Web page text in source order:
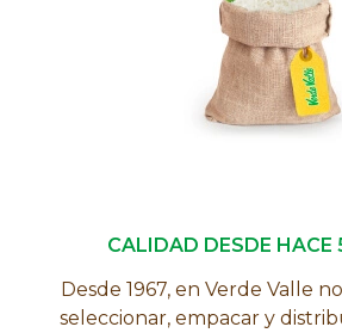
CALIDAD DESDE HACE
Desde 1967, en Verde Valle
seleccionar, empacar y